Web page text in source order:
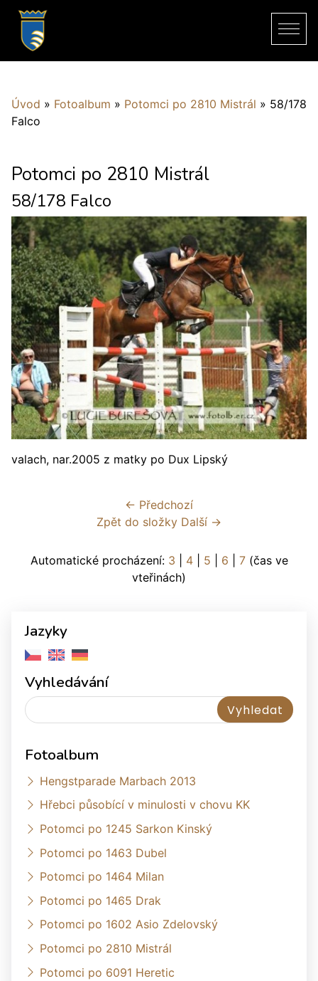
Úvod » Fotoalbum » Potomci po 2810 Mistrál » 58/178
Falco
Potomci po 2810 Mistrál
58/178 Falco
valach, nar.2005 z matky po Dux Lipský
← Předchozí
Zpět do složky Další →
Automatické procházení: 3 4| 5 6 7(čas ve
vteřinách)
Jazyky
Vyhledávání
Fotoalbum
Hengstparade Marbach 2013
Hřebci působící v minulosti v chovu KK
Potomci po 1245 Sarkon Kinský
Potomci po 1463 Dubel
Potomci po 1464 Milan
Potomci po 1465 Drak
Potomci po 1602 Asio Zdelovský
Potomci po 2810 Mistrál
Potomci po 6091 Heretic